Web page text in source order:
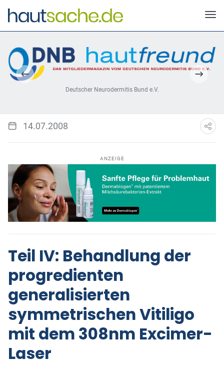
Deutscher Neurodermitis Bund e.V.
14.07.2008
ANZEIGE
Teil IV: Behandlung der
progredienten
generalisierten
symmetrischen Vitiligo
mit dem 308nm Excimer-
Laser